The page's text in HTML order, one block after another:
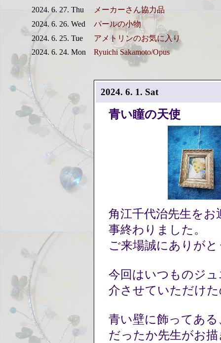
2024. 6. 27. Thu
メーカーさん協力品
2024. 6. 26. Wed
パールの小物
2024. 6. 25. Tue
アメトリンのお気に入り
2024. 6. 24. Mon
Ryuichi Sakamoto/Opus
2024. 6. 1. Sat
青い瞳の天使
角江千代治先生を
事終わりました。
ご来場誠にありが
今回はいつものジ
介させていただけ
青い壁に飾ってあ
だったか先生がお